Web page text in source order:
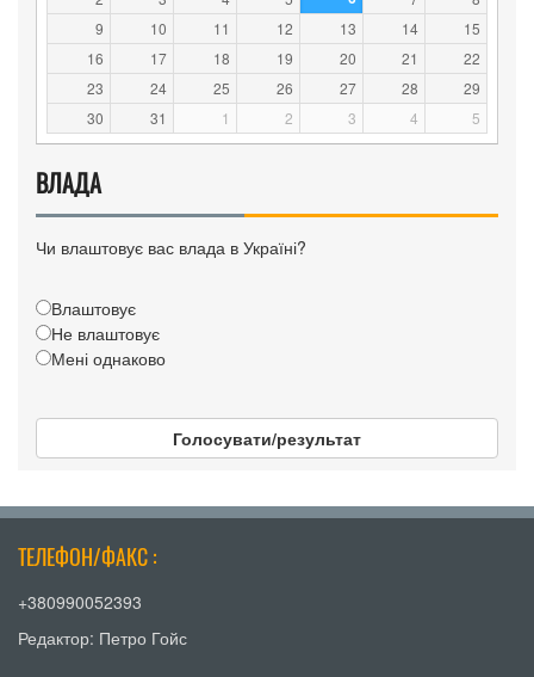
9
10 11 12 13 14
15
16
17 18 19 20 21
22
23
24 25 26 27 28
29
30
31 1 2 3 4 5
ВЛАДА
Чи влаштовує вас влада в Україні?
Влаштовує
Не влаштовує
Мені однаково
Голосувати/результат
ТЕЛЕФОН/ФАКС :
+380990052393
Редактор: Петро Гойс